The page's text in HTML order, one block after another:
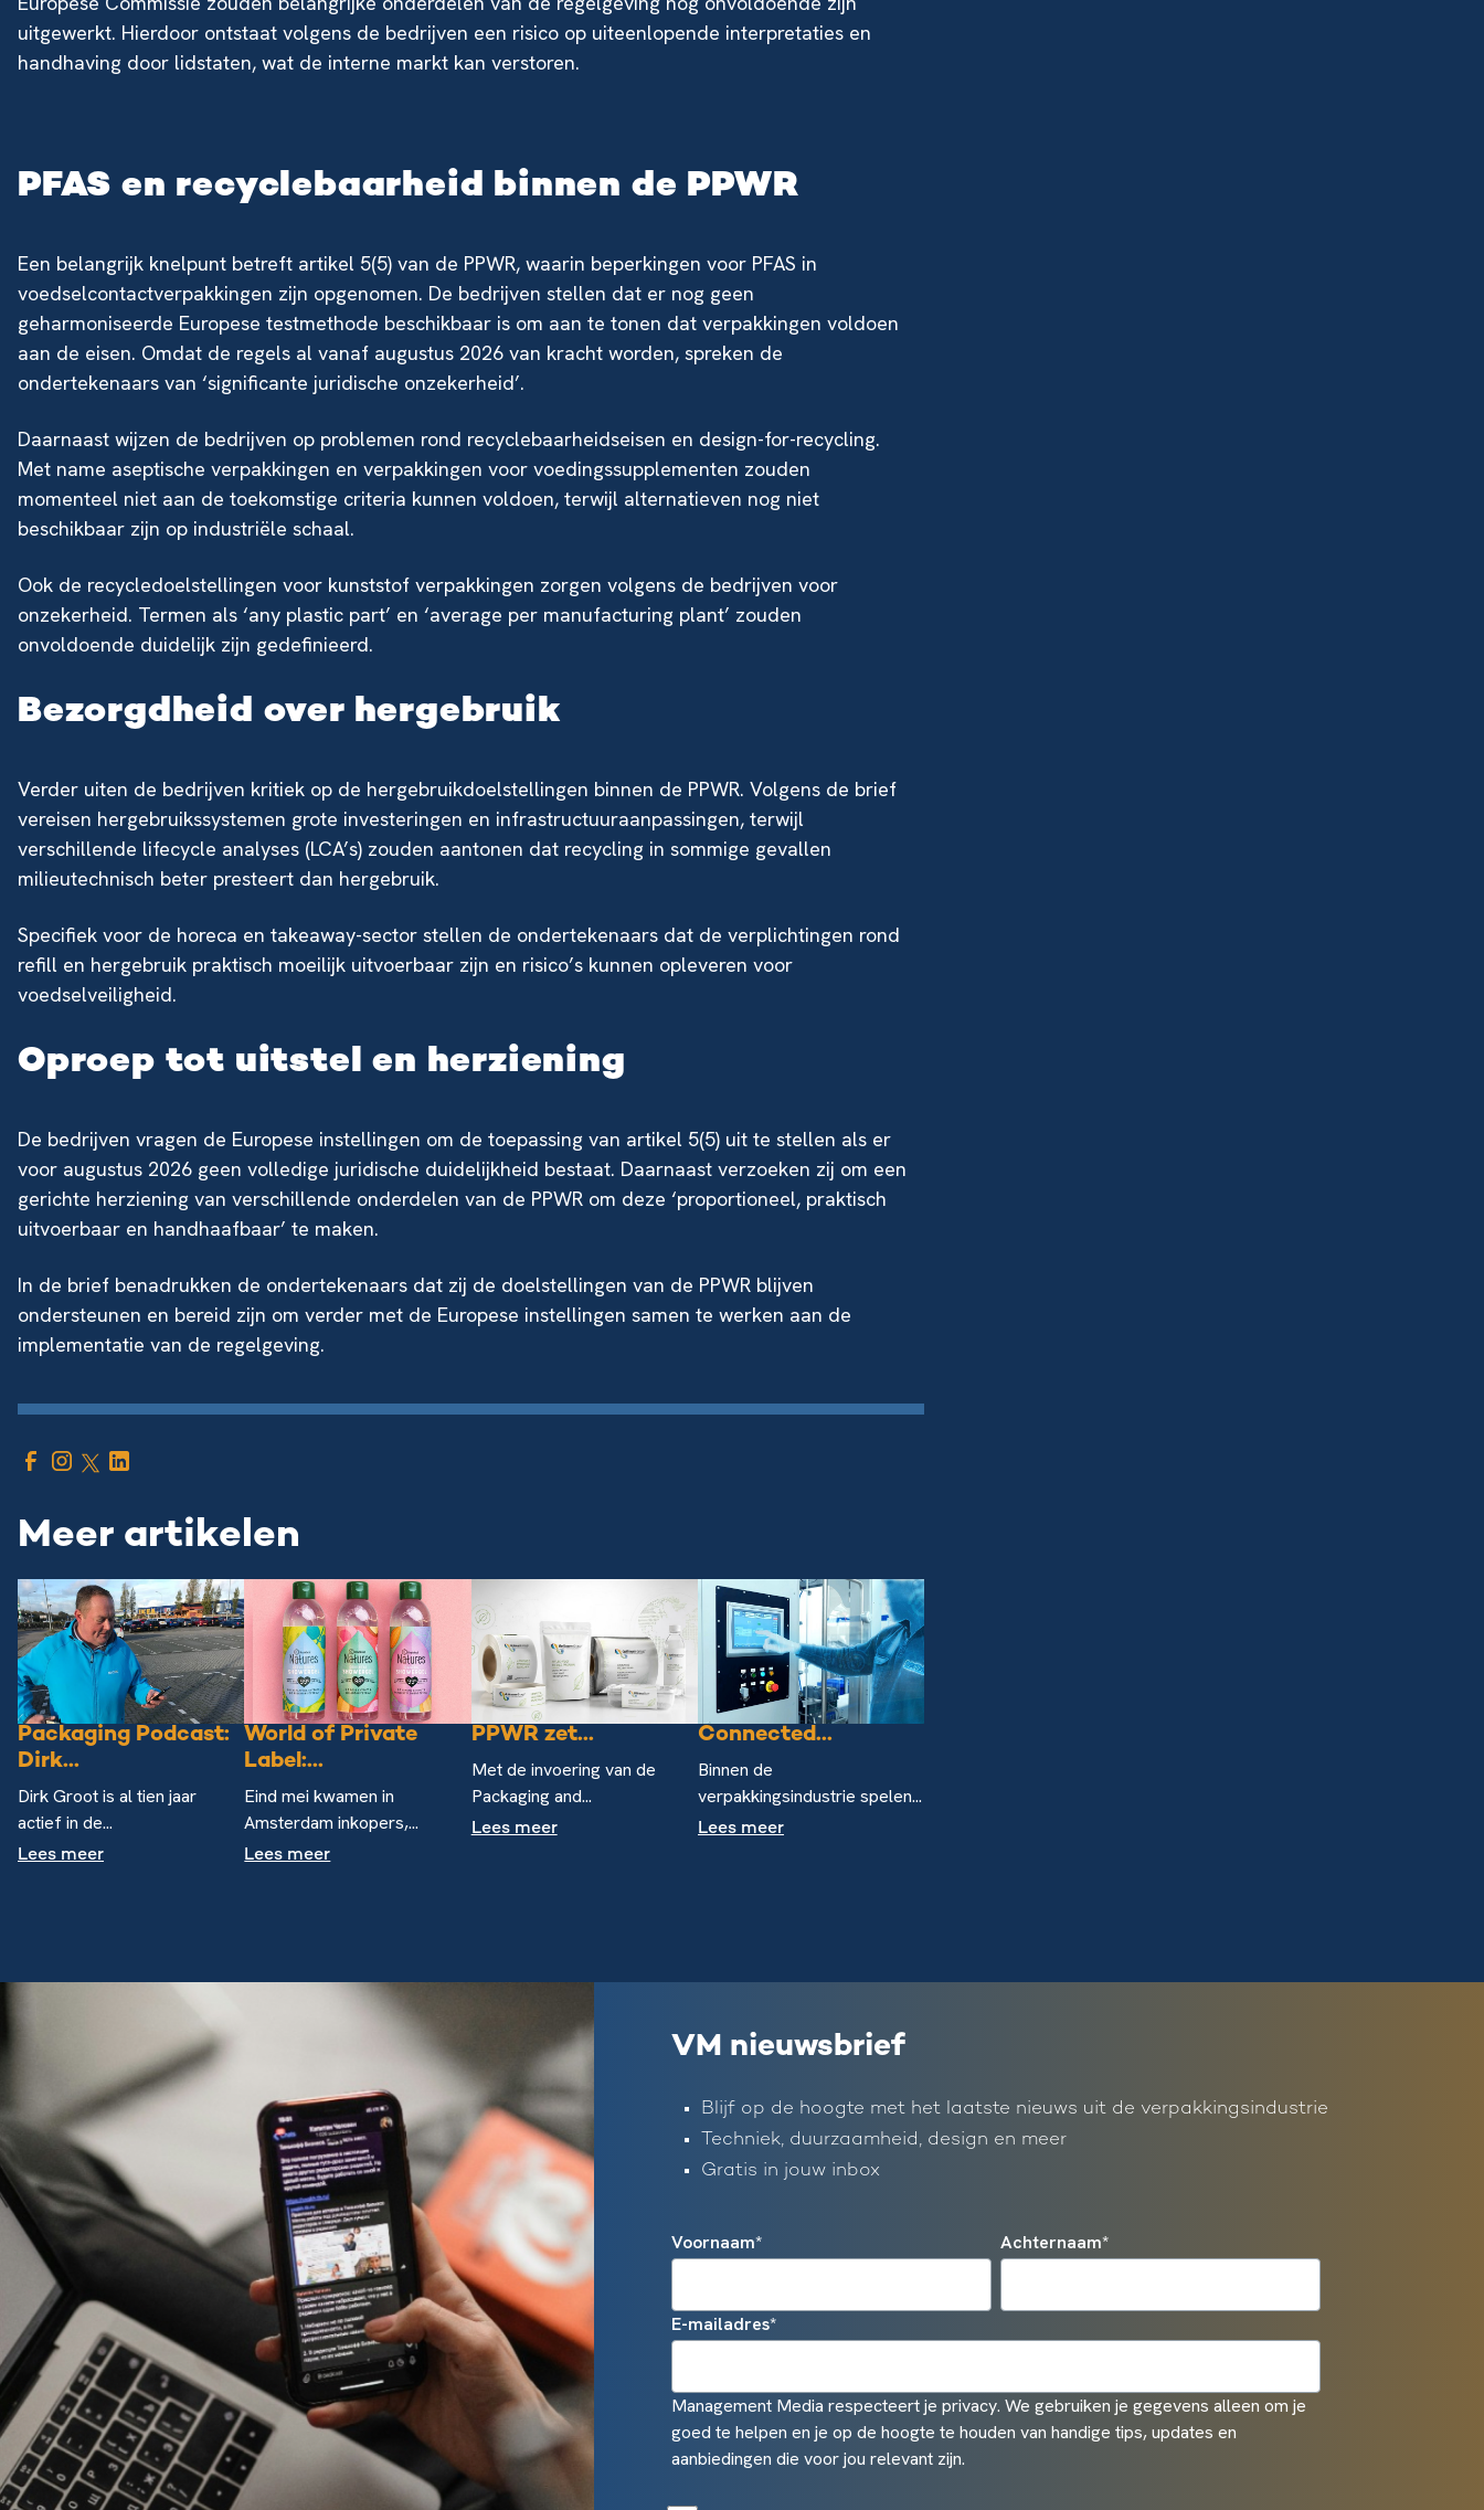
uitgewerkt. Hierdoor ontstaat volgens de bedrijven een risico op uiteenlopende interpretaties en
handhaving door lidstaten, wat de interne markt kan verstoren.
PFAS en recyclebaarheid binnen de PPWR
Een belangrijk knelpunt betreft artikel 5(5) van de PPWR, waarin beperkingen voor PFAS in
voedselcontactverpakkingen zijn opgenomen. De bedrijven stellen dat er nog geen
geharmoniseerde Europese testmethode beschikbaar is om aan te tonen dat verpakkingen voldoen
aan de eisen. Omdat de regels al vanaf augustus 2026 van kracht worden, spreken de
ondertekenaars van ‘significante juridische onzekerheid’.
Daarnaast wijzen de bedrijven op problemen rond recyclebaarheidseisen en design-for-recycling.
Met name aseptische verpakkingen en verpakkingen voor voedingssupplementen zouden
momenteel niet aan de toekomstige criteria kunnen voldoen, terwijl alternatieven nog niet
beschikbaar zijn op industriële schaal.
Ook de recycledoelstellingen voor kunststof verpakkingen zorgen volgens de bedrijven voor
onzekerheid. Termen als ‘any plastic part’ en ‘average per manufacturing plant’ zouden
onvoldoende duidelijk zijn gedefinieerd.
Bezorgdheid over hergebruik
Verder uiten de bedrijven kritiek op de hergebruikdoelstellingen binnen de PPWR. Volgens de brief
vereisen hergebruikssystemen grote investeringen en infrastructuuraanpassingen, terwijl
verschillende lifecycle analyses (LCA’s) zouden aantonen dat recycling in sommige gevallen
milieutechnisch beter presteert dan hergebruik.
Specifiek voor de horeca en takeaway-sector stellen de ondertekenaars dat de verplichtingen rond
refill en hergebruik praktisch moeilijk uitvoerbaar zijn en risico’s kunnen opleveren voor
voedselveiligheid.
Oproep tot uitstel en herziening
De bedrijven vragen de Europese instellingen om de toepassing van artikel 5(5) uit te stellen als er
voor augustus 2026 geen volledige juridische duidelijkheid bestaat. Daarnaast verzoeken zij om een
gerichte herziening van verschillende onderdelen van de PPWR om deze ‘proportioneel, praktisch
uitvoerbaar en handhaafbaar’ te maken.
In de brief benadrukken de ondertekenaars dat zij de doelstellingen van de PPWR blijven
ondersteunen en bereid zijn om verder met de Europese instellingen samen te werken aan de
implementatie van de regelgeving.
Meer artikelen
Packaging Podcast:
Dirk...
Dirk Groot is al tien jaar
actief in de...
Lees meer
World of Private
Label:...
Eind mei kwamen in
Amsterdam inkopers,...
Lees meer
PPWR zet...
Met de invoering van de
Packaging and...
Lees meer
Connected...
Binnen de
verpakkingsindustrie spelen...
Lees meer
VM nieuwsbrief
Blijf op de hoogte met het laatste nieuws uit de verpakkingsindustrie
Techniek, duurzaamheid, design en meer
Gratis in jouw inbox
Voornaam* Achternaam*
E-mailadres*
Management Media respecteert je privacy. We gebruiken je gegevens alleen om je
goed te helpen en je op de hoogte te houden van handige tips, updates en
aanbiedingen die voor jou relevant zijn.